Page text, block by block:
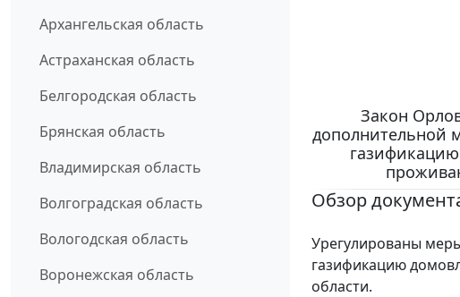
Архангельская область
Астраханская область
Белгородская область
Брянская область
Владимирская область
Волгоградская область
Вологодская область
Воронежская область
Закон
дополнительной
Обзор
Урегулированы
газификацию
области.